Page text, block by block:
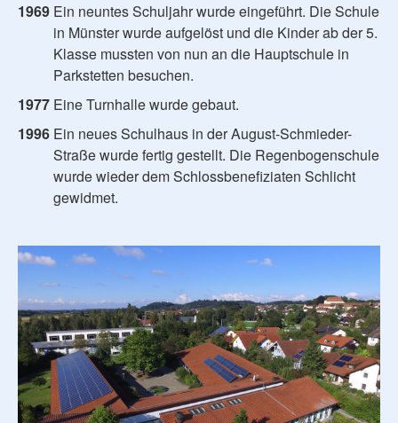
1969 Ein neuntes Schuljahr wurde eingeführt. Die Schule
in Münster wurde aufgelöst und die Kinder ab der 5.
Klasse mussten von nun an die Hauptschule in
Parkstetten besuchen.
1977 Eine Turnhalle wurde gebaut.
1996 Ein neues Schulhaus in der August-Schmieder-
Straße wurde fertig gestellt. Die Regenbogenschule
wurde wieder dem Schlossbenefiziaten Schlicht
gewidmet.